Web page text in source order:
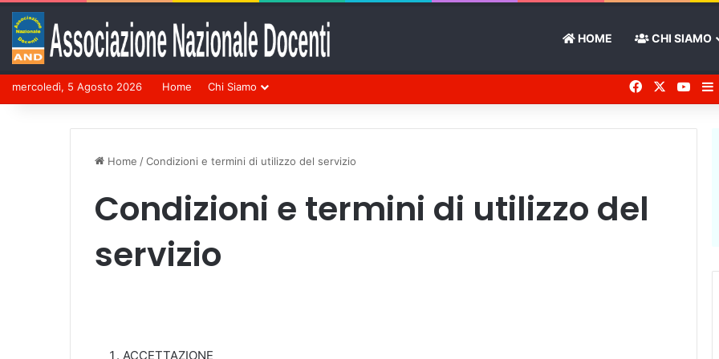
HOME CHI SIAMO
mercoledì, 5 Agosto 2026 Home Chi Siamo Facebook You
Home /Condizioni e termini di utilizzo del servizio
Condizioni e termini di utilizzo del
servizio
ACCETTAZIONE